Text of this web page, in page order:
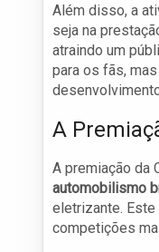
Além disso, a
seja na
atraindo um
para os fãs,
A
A premiação da
automobilismo
eletrizante. Este
competições